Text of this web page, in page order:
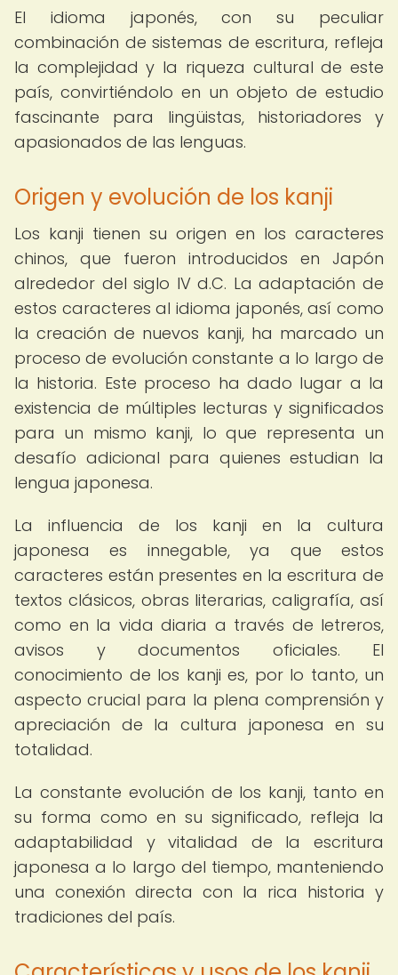
El idioma japonés, con su peculiar
combinación de sistemas de escritura, refleja
la complejidad y la riqueza cultural de este
país, convirtiéndolo en un objeto de estudio
fascinante para lingüistas, historiadores y
apasionados de las lenguas.
Origen y evolución de los kanji
Los kanji tienen su origen en los caracteres
chinos, que fueron introducidos en Japón
alrededor del siglo IV d.C. La adaptación de
estos caracteres al idioma japonés, así como
la creación de nuevos kanji, ha marcado un
proceso de evolución constante a lo largo de
la historia. Este proceso ha dado lugar a la
existencia de múltiples lecturas y significados
para un mismo kanji, lo que representa un
desafío adicional para quienes estudian la
lengua japonesa.
La influencia de los kanji en la cultura
japonesa es innegable, ya que estos
caracteres están presentes en la escritura de
textos clásicos, obras literarias, caligrafía, así
como en la vida diaria a través de letreros,
avisos y documentos oficiales. El
conocimiento de los kanji es, por lo tanto, un
aspecto crucial para la plena comprensión y
apreciación de la cultura japonesa en su
totalidad.
La constante evolución de los kanji, tanto en
su forma como en su significado, refleja la
adaptabilidad y vitalidad de la escritura
japonesa a lo largo del tiempo, manteniendo
una conexión directa con la rica historia y
tradiciones del país.